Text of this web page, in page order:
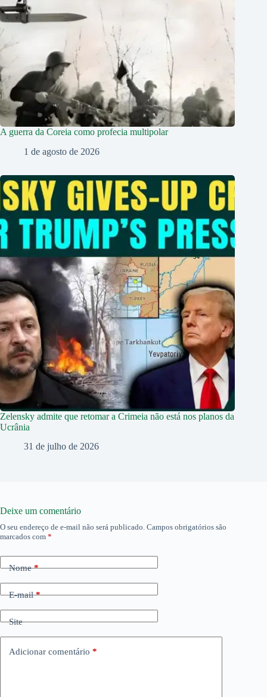
A guerra da Coreia como profecia multipolar
1 de agosto de 2026
Zelensky admite que retomar a Crimeia não está nos planos da
Ucrânia
31 de julho de 2026
Deixe um comentário
O seu endereço de e-mail não será publicado. Campos obrigatórios são
marcados com *
Nome*
E-mail*
Site
Adicionar comentário *